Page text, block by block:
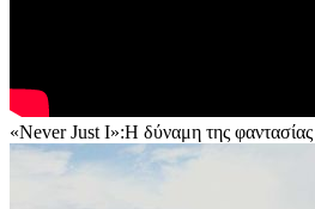
«Never Just I»:Η δύναμη της φαντασίας